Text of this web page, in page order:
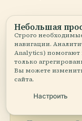
ПОСЛЕДНЯЯ
Основано на
источниках ·
Небольшая
Строго
навигации.
Analytics) помогают
только
Вы можете
сайта.
Настроить